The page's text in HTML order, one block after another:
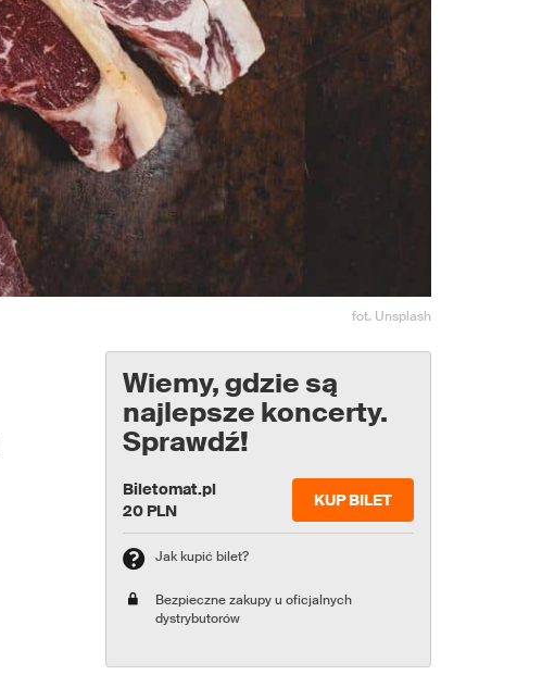
fot. Unsplash
Wiemy, gdzie są
najlepsze koncerty.
Sprawdź!
Biletomat.pl
20 PLN
KUP BILET
Jak kupić bilet?
Bezpieczne zakupy u oficjalnych
dystrybutorów